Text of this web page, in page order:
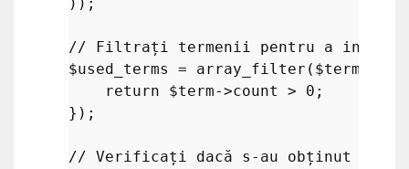
// Filtrați termenii pentru a include
$used_terms
= array_filter ( $terms
return
$term->count > 0 ;
});
// Verificați dacă s-au obținut